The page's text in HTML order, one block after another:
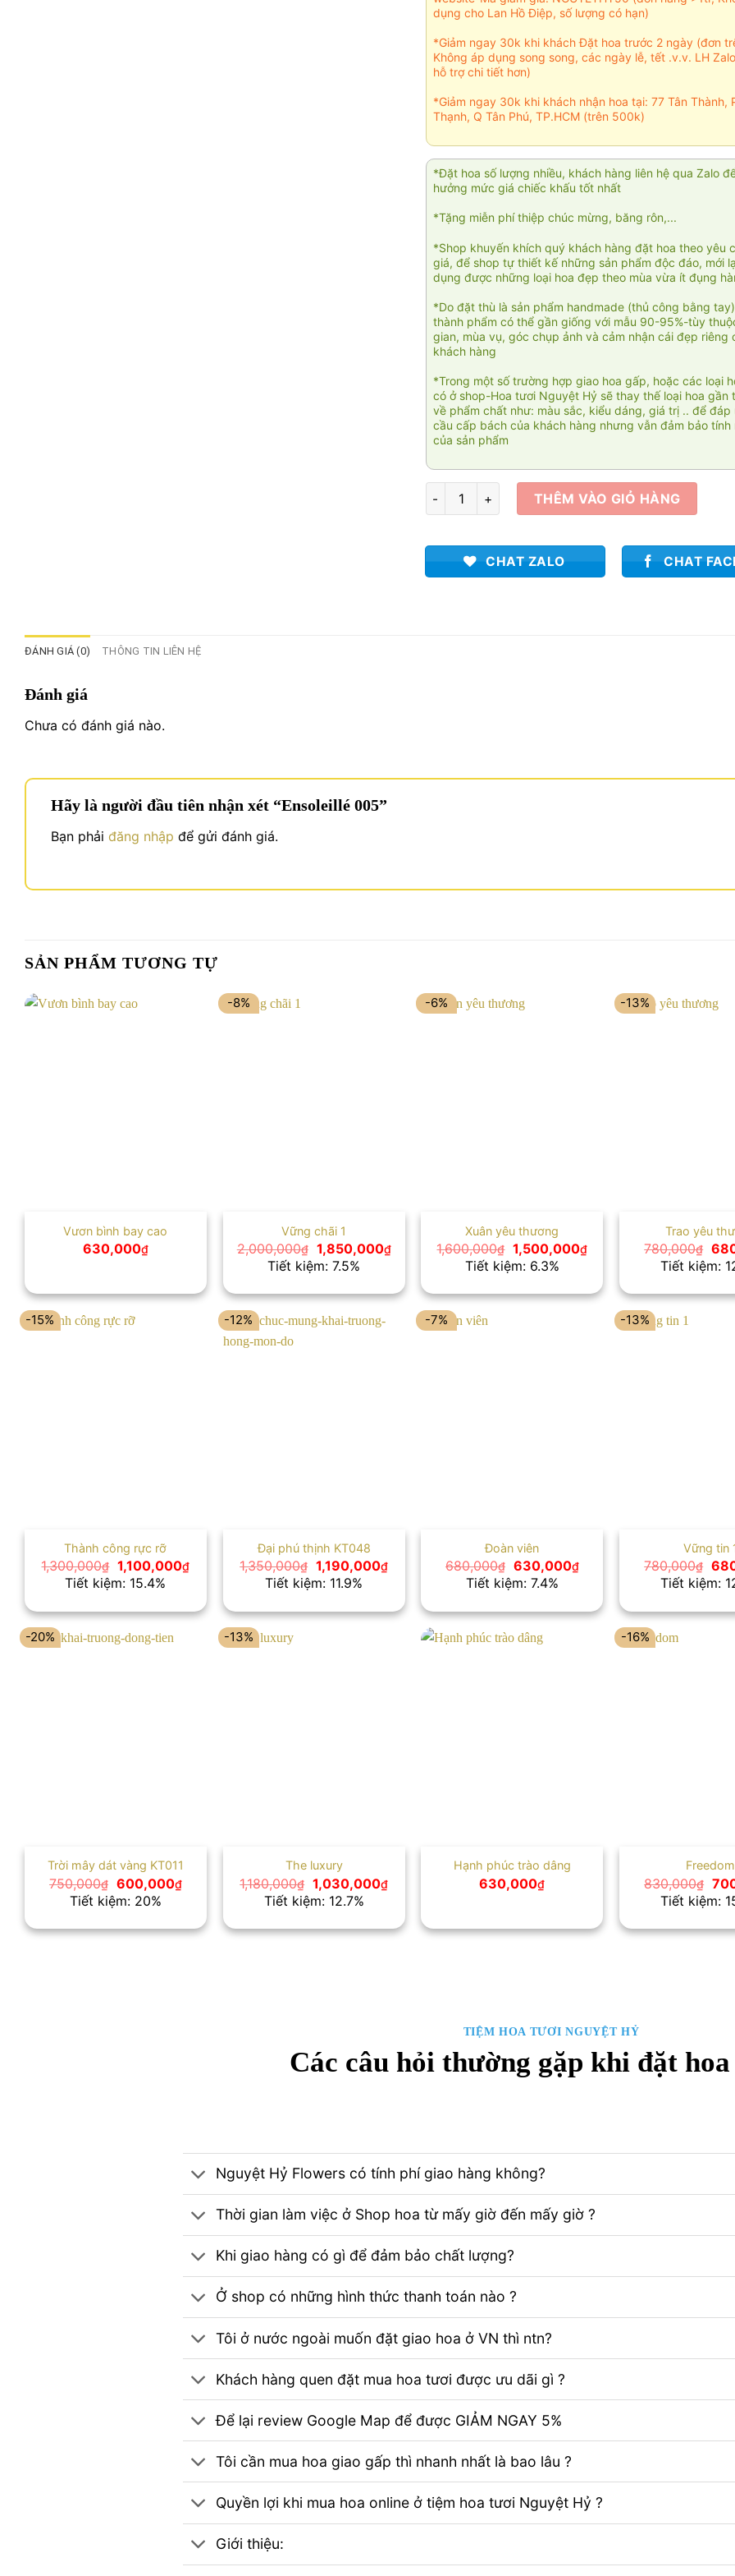
dụng cho Lan Hồ Điệp, số lượng có hạn)
*Giảm ngay 30k khi khách Đặt hoa trước 2 ngày (đơn
Không áp dụng song song, các ngày lễ, tết .v.v. LH
hỗ trợ chi tiết hơn)
*Giảm ngay 30k khi khách nhận hoa tại: 77 Tân Thành,
Thạnh, Q Tân Phú, TP.HCM (trên 500k)
*Đặt hoa số lượng nhiều, khách hàng liên hệ qua Zalo
hưởng mức giá chiếc khấu tốt nhất
*Tặng miễn phí thiệp chúc mừng, băng rôn,...
*Shop khuyến khích quý khách hàng đặt hoa theo yêu
giá, để shop tự thiết kế những sản phẩm độc đáo, mới
dụng được những loại hoa đẹp theo mùa vừa ít đụng
*Do đặt thù là sản phẩm handmade (thủ công bằng
thành phẩm có thể gần giống với mẫu 90-95%-tùy
gian, mùa vụ, góc chụp ảnh và cảm nhận cái đẹp riêng
khách hàng
*Trong một số trường hợp giao hoa gấp, hoặc các loại
có ở shop-Hoa tươi Nguyệt Hỷ sẽ thay thế loại hoa gần
về phẩm chất như: màu sắc, kiểu dáng, giá trị .. để đáp
cầu cấp bách của khách hàng nhưng vẫn đảm bảo tính
của sản phẩm
Ensoleillé 005 số lượngTHÊM VÀO GIỎ HÀNG
CHAT ZALO CHAT
ĐÁNH GIÁ (0) THÔNG TIN LIÊN HỆ
Đánh giá
Chưa có đánh giá nào.
Hãy là người đầu tiên nhận xét “Ensoleillé 005”
Bạn phải đăng nhập để gửi đánh giá.
SẢN PHẨM TƯƠNG TỰ
Vươn bình bay cao
630,000₫
-8%
Vững chãi 1
2,000,000₫
Giá
gốc
là:
1,850,000₫Giá
hiện
là:
1,850,000₫.
Tiết kiệm: 7.5%
-6%
Xuân yêu thương
1,600,000₫ Giá
gốc
là:
1,500,000₫Giá
là:
1,500,000₫.
Tiết kiệm: 6.3%
-13%
Trao yêu
780,000₫ Giá
gốc
là:
Tiết kiệm:
-15%
Thành công rực rỡ
1,300,000₫ Giá
gốc
là:
1,100,000₫Giá
1,100,000₫.
Tiết kiệm: 15.4%
-12%
Đại phú thịnh KT048
1,350,000₫ Giá
gốc
là:
1,190,000₫Giá
1,190,000₫.
Tiết kiệm: 11.9%
-7%
Đoàn viên
680,000₫ Giá
gốc
là:
630,000₫Giá
hiện
630,000₫.
Tiết kiệm: 7.4%
-13%
Vững tin
780,000₫ Giá
gốc
là:
Tiết kiệm:
-20%
Trời mây dát vàng KT011
750,000₫ Giá
gốc
là:
600,000₫Giá
hiện
600,000₫.
Tiết kiệm: 20%
-13%
The luxury
1,180,000₫ Giá
gốc
là:
1,030,000₫Giá
1,030,000₫.
Tiết kiệm: 12.7%
Hạnh phúc trào dâng
630,000₫
-16%
Freedom
830,000₫ Giá
gốc
là:
Tiết kiệm:
TIỆM HOA TƯƠI NGUYỆT HỶ
Các câu hỏi thường gặp khi đặt
Nguyệt Hỷ Flowers có tính phí giao hàng không?
Thời gian làm việc ở Shop hoa từ mấy giờ đến mấy giờ ?
Khi giao hàng có gì để đảm bảo chất lượng?
Ở shop có những hình thức thanh toán nào ?
Tôi ở nước ngoài muốn đặt giao hoa ở VN thì ntn?
Khách hàng quen đặt mua hoa tươi được ưu dãi gì ?
Để lại review Google Map để được GIẢM NGAY 5%
Tôi cần mua hoa giao gấp thì nhanh nhất là bao lâu ?
Quyền lợi khi mua hoa online ở tiệm hoa tươi Nguyệt Hỷ ?
Giới thiệu: